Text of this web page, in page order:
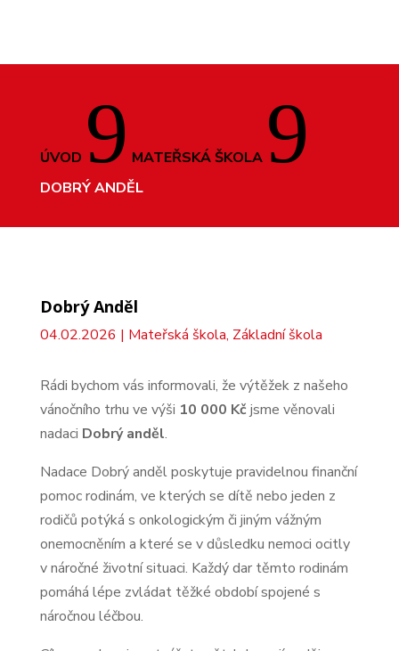
ÚVOD 9 MATEŘSKÁ ŠKOLA 9
DOBRÝ ANDĚL
Dobrý Anděl
04.02.2026 | Mateřská škola, Základní škola
Rádi bychom vás informovali, že výtěžek z našeho
vánočního trhu ve výši 10 000 Kč jsme věnovali
nadaci Dobrý anděl.
Nadace Dobrý anděl poskytuje pravidelnou finanční
pomoc rodinám, ve kterých se dítě nebo jeden z
rodičů potýká s onkologickým či jiným vážným
onemocněním a které se v důsledku nemoci ocitly
v náročné životní situaci. Každý dar těmto rodinám
pomáhá lépe zvládat těžké období spojené s
náročnou léčbou.